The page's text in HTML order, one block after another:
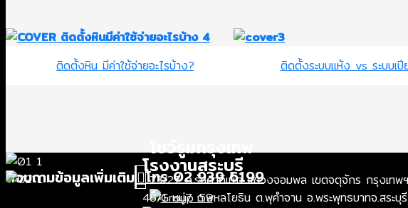
ติดตั้งหิน มีค่าใช้จ่ายอะไรบ้าง? ติดตั้งระบบแห้ง vs ระบบเปี
โชว์รูมกรุงเทพ
73/27 ถ.รัชดาภิเษก แขวงจอมพล เขตจตุจักร กรุงเ
โรงงานสระบุรี
48/1 หมู่7 ถ.พหลโยธิน ต.พุคำจาน อ.พระพุทธบาทจ.สระ
สอบถามข้อมูลเพิ่มเติม โทร 02 939 6199